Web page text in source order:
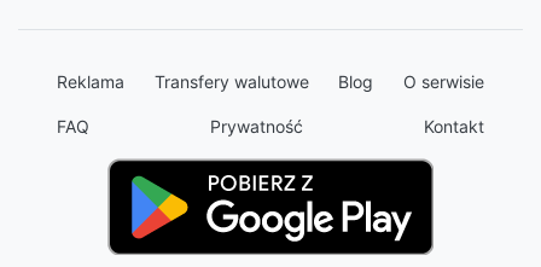
Reklama Transfery walutowe Blog O serwisie
FAQ Prywatność Kontakt